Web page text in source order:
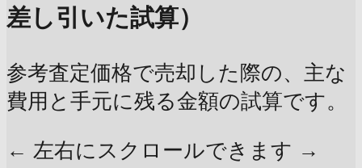
差し引いた試算）
参考査定価格で売却した際の、主な
費用と手元に残る金額の試算です。
← 左右にスクロールできます →